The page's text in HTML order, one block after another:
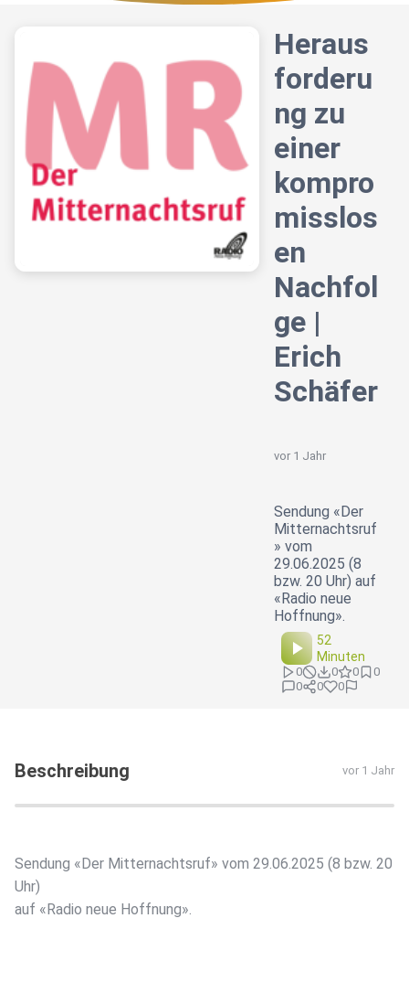
Heraus
forderu
ng zu
einer
kompro
misslos
en
Nachfol
ge |
Erich
Schäfer
vor 1 Jahr
Sendung «Der
Mitternachtsruf
» vom
29.06.2025 (8
bzw. 20 Uhr) auf
«Radio neue
Hoffnung».
52
Minuten
0 0 0
0
0
0 0
Beschreibung vor 1 Jahr
Sendung «Der Mitternachtsruf» vom 29.06.2025 (8 bzw. 20
Uhr)
auf «Radio neue Hoffnung».